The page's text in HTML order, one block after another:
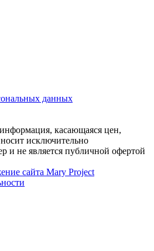
данных
касающаяся цен,
исключительно
и не является публичной офертой
сайта Mary Project